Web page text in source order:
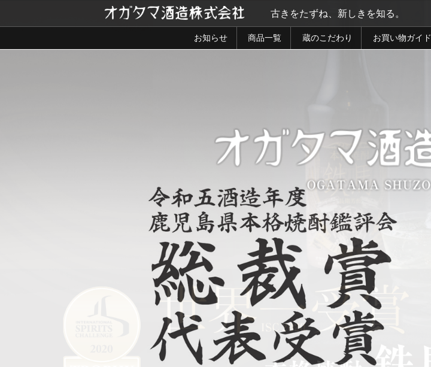
ン
古きをたずね、新しきを知る。
お知らせ 商品一覧 蔵のこだわり お買い物ガイド